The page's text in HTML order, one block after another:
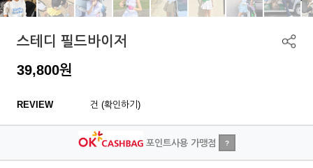
스테디 필드바이저
39,800원
REVIEW 건 (확인하기)
포인트사용 가맹점 ?